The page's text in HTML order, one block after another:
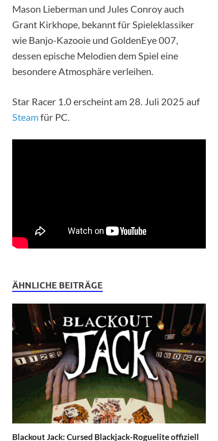
Mason Lieberman und Jules Conroy auch
Grant Kirkhope, bekannt für Spieleklassiker
wie Banjo-Kazooie und GoldenEye 007,
dessen epische Melodien dem Spiel eine
besondere Atmosphäre verleihen.
Star Racer 1.0 erscheint am 28. Juli 2025 auf
Steamfür PC.
ÄHNLICHE BEITRÄGE
Blackout Jack: Cursed Blackjack-Roguelite offiziell